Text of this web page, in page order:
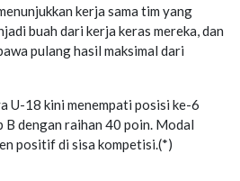
kerja sama tim yang
buah dari kerja keras mereka, dan
pulang hasil maksimal dari
U-18 kini menempati posisi ke-6
B dengan raihan 40 poin. Modal
positif di sisa kompetisi.(*)